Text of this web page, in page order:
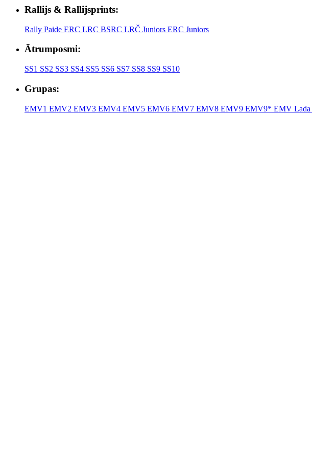
Rallijs & Rallijsprints:
Rally Paide ERC LRC BSRC LRČ Juniors ERC Juniors
Ātrumposmi:
SS1 SS2 SS3 SS4 SS5 SS6 SS7 SS8 SS9 SS10
Grupas:
EMV1 EMV2 EMV3 EMV4 EMV5 EMV6 EMV7 EMV8 EMV9 EMV9* EMV Lada